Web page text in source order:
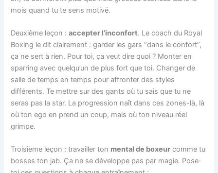
mois quand tu te sens motivé.
Deuxième leçon :accepter l’inconfort. Le coach du Royal
Boxing le dit clairement : garder les gars “dans le confort”,
ça ne sert à rien. Pour toi, ça veut dire quoi ? Monter en
sparring avec quelqu’un de plus fort que toi. Changer de
salle de temps en temps pour affronter des styles
différents. Te mettre sur des gants où tu sais que tu ne
seras pas la star. La progression naît dans ces zones-là, là
où ton ego en prend un coup, mais où ton niveau réel
grimpe.
Troisième leçon : travailler ton mental de boxeur comme tu
bosses ton jab. Ça ne se développe pas par magie. Pose-